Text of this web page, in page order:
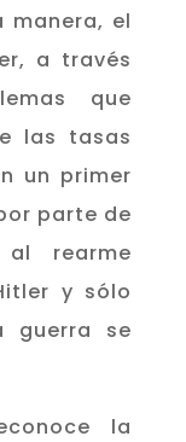
manera, el
a través
que
las tasas
un primer
parte de
al rearme
y sólo
guerra se
la